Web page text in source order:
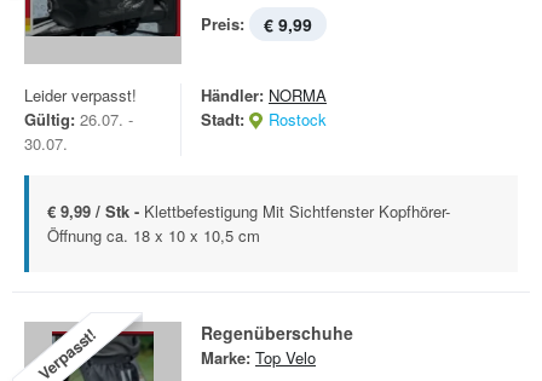
Preis: € 9,99
Leider verpasst!
Gültig: 26.07. -
30.07.
Händler: NORMA
Stadt:
Rostock
€ 9,99 / Stk - Klettbefestigung Mit Sichtfenster Kopfhörer-
Öffnung ca. 18 x 10 x 10,5 cm
Verpasst! Regenüberschuhe
Marke: Top Velo